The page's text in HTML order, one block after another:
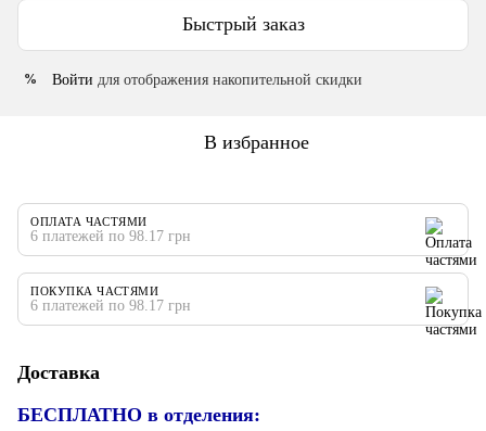
Быстрый заказ
% Войти для отображения накопительной скидки
В избранное
ОПЛАТА ЧАСТЯМИ
6 платежей по 98.17 грн
ПОКУПКА ЧАСТЯМИ
6 платежей по 98.17 грн
Доставка
БЕСПЛАТНО в отделения: